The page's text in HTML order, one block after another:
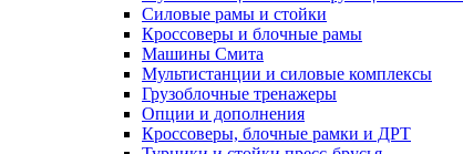
Силовые рамы и стойки
Кроссоверы и блочные рамы
Машины Смита
Мультистанции и силовые комплексы
Грузоблочные тренажеры
Опции и дополнения
Кроссоверы, блочные рамки и ДРТ